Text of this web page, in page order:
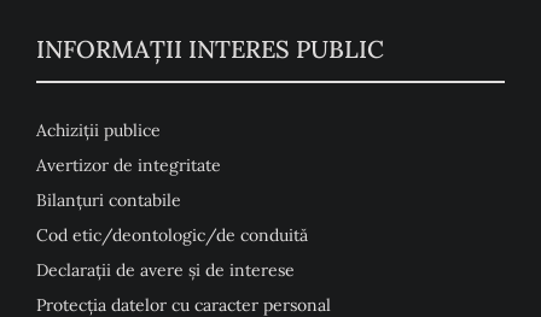
INFORMAȚII INTERES PUBLIC
Achiziții publice
Avertizor de integritate
Bilanțuri contabile
Cod etic/deontologic/de conduită
Declarații de avere și de interese
Protecția datelor cu caracter personal